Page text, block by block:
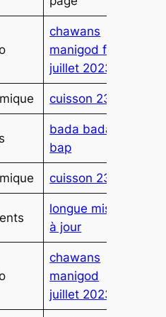
chawans
manigod fin
juillet 2023
cuisson 236
bada bada
bap
cuisson 235
longue mise
à jour
chawans
manigod
juillet 2023